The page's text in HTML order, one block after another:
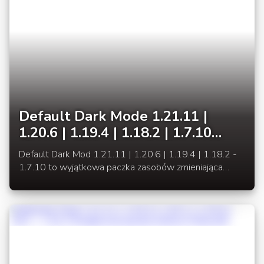
Default Dark Mode 1.21.11 |
1.20.6 | 1.19.4 | 1.18.2 | 1.7.10
Ciemne GUI okienek Minecraft
Default Dark Mod 1.21.11 | 1.20.6 | 1.19.4 | 1.18.2 -
1.7.10 to wyjątkowa paczka zasobów zmieniająca